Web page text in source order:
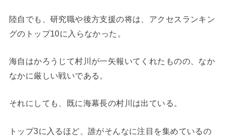
陸自でも、研究職や後方支援の将は、アクセスランキン
グのトップ10に入らなかった。
海自はかろうじて村川が一矢報いてくれたものの、なか
なかに厳しい戦いである。
それにしても、既に海幕長の村川は出ている。
トップ3に入るほど、誰がそんなに注目を集めているの